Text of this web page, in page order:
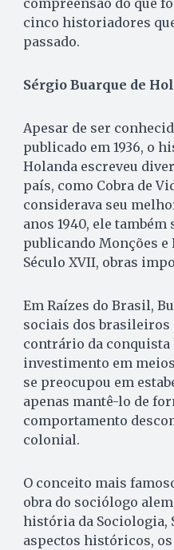
compreensão do que
cinco historiadores
passado.
Sérgio Buarque de
Apesar de ser
publicado em 1936, o
Holanda escreveu
país, como Cobra de
considerava seu
anos 1940, ele
publicando Monções e
Século XVII, obras
Em Raízes do Brasil,
sociais dos brasileiros
contrário da conquista
investimento em
se preocupou em
apenas mantê-lo de
comportamento
colonial.
O conceito mais
obra do sociólogo
história da Sociologia,
aspectos históricos,